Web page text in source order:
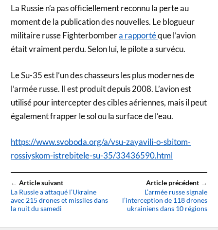
La Russie n’a pas officiellement reconnu la perte au
moment de la publication des nouvelles. Le blogueur
militaire russe Fighterbombera rapportéque l’avion
était vraiment perdu. Selon lui, le pilote a survécu.
Le Su-35 est l’un des chasseurs les plus modernes de
l’armée russe. Il est produit depuis 2008. L’avion est
utilisé pour intercepter des cibles aériennes, mais il peut
également frapper le sol ou la surface de l’eau.
https://www.svoboda.org/a/vsu-zayavili-o-sbitom-
rossiyskom-istrebitele-su-35/33436590.html
← Article suivant
La Russie a attaqué l’Ukraine
avec 215 drones et missiles dans
la nuit du samedi
Article précédent →
L’armée russe signale
l’interception de 118 drones
ukrainiens dans 10 régions